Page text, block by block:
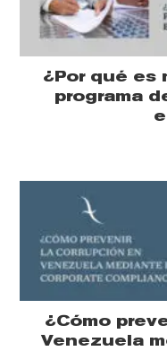
¿Por qué es
programa
¿Cómo
Venezuela